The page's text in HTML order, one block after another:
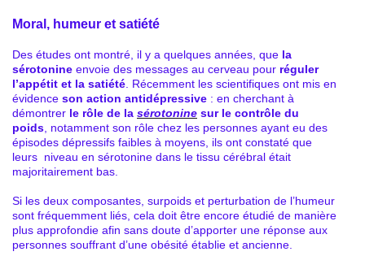
Moral, humeur et satiété
Des études ont montré, il y a quelques années, que la
sérotonine envoie des messages au cerveau pour réguler
l’appétit et la satiété . Récemment les scientifiques ont mis en
évidence son action antidépressive : en cherchant à
démontrer le rôle de la sérotonine sur le contrôle du
poids , notamment son rôle chez les personnes ayant eu des
épisodes dépressifs faibles à moyens, ils ont constaté que
leurs niveau en sérotonine dans le tissu cérébral était
majoritairement bas.
Si les deux composantes, surpoids et perturbation de l’humeur
sont fréquemment liés, cela doit être encore étudié de manière
plus approfondie afin sans doute d’apporter une réponse aux
personnes souffrant d’une obésité établie et ancienne.